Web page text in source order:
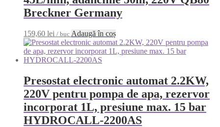
Breckner Germany
159,60 lei / buc Adaugă în coș
Presostat electronic automat 2.2KW,
220V pentru pompa de apa, rezervor
incorporat 1L, presiune max. 15 bar
HYDROCALL-2200AS